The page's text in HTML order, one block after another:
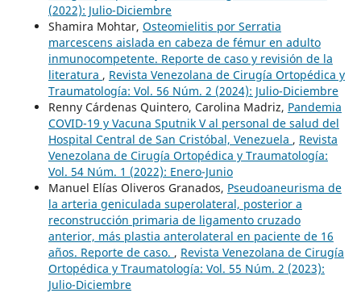
(2022): Julio-Diciembre
Shamira Mohtar, Osteomielitis por Serratia
marcescens aislada en cabeza de fémur en adulto
inmunocompetente. Reporte de caso y revisión de la
literatura , Revista Venezolana de Cirugía Ortopédica y
Traumatología: Vol. 56 Núm. 2 (2024): Julio-Diciembre
Renny Cárdenas Quintero, Carolina Madriz, Pandemia
COVID-19 y Vacuna Sputnik V al personal de salud del
Hospital Central de San Cristóbal, Venezuela , Revista
Venezolana de Cirugía Ortopédica y Traumatología:
Vol. 54 Núm. 1 (2022): Enero-Junio
Manuel Elías Oliveros Granados, Pseudoaneurisma de
la arteria geniculada superolateral, posterior a
reconstrucción primaria de ligamento cruzado
anterior, más plastia anterolateral en paciente de 16
años. Reporte de caso. , Revista Venezolana de Cirugía
Ortopédica y Traumatología: Vol. 55 Núm. 2 (2023):
Julio-Diciembre